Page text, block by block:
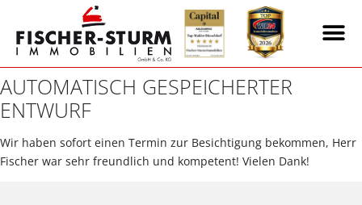
AUTOMATISCH GESPEICHERTER
ENTWURF
Wir haben sofort einen Termin zur Besichtigung bekommen, Herr
Fischer war sehr freundlich und kompetent! Vielen Dank!